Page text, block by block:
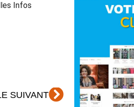
Infos
SUIVANTSuivant